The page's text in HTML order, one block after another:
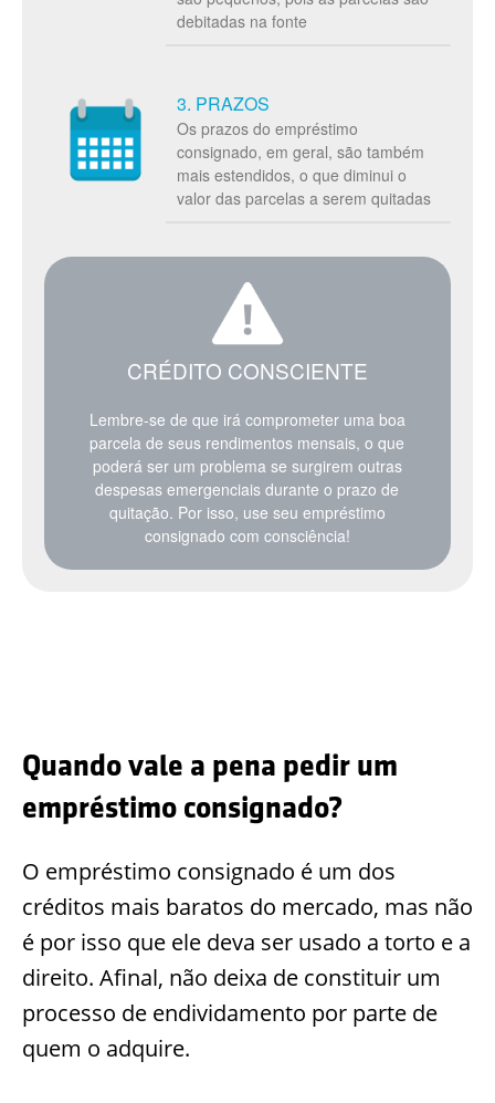
Quando vale a pena pedir um
empréstimo consignado?
O empréstimo consignado é um dos
créditos mais baratos do mercado, mas não
é por isso que ele deva ser usado a torto e a
direito. Afinal, não deixa de constituir um
processo de endividamento por parte de
quem o adquire.